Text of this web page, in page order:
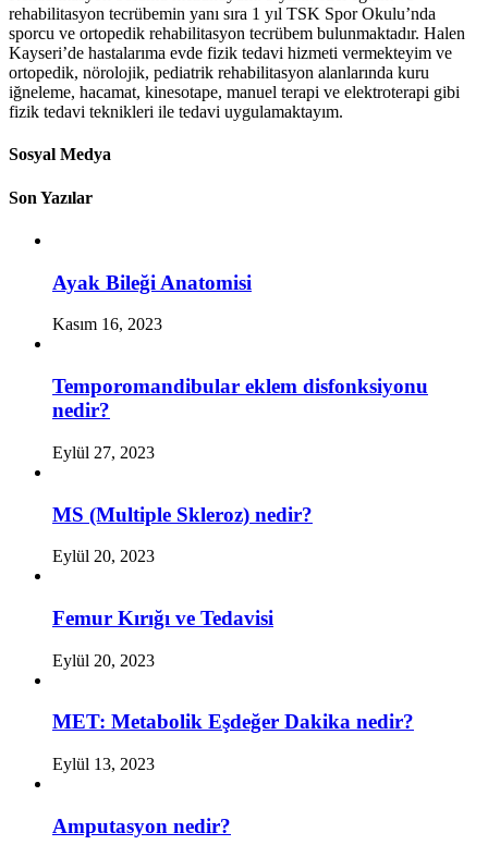
rehabilitasyon tecrübemin yanı sıra 1 yıl TSK Spor Okulu’nda
sporcu ve ortopedik rehabilitasyon tecrübem bulunmaktadır. Halen
Kayseri’de hastalarıma evde fizik tedavi hizmeti vermekteyim ve
ortopedik, nörolojik, pediatrik rehabilitasyon alanlarında kuru
iğneleme, hacamat, kinesotape, manuel terapi ve elektroterapi gibi
fizik tedavi teknikleri ile tedavi uygulamaktayım.
Sosyal Medya
Son Yazılar
Ayak Bileği Anatomisi
Kasım 16, 2023
Temporomandibular eklem disfonksiyonu
nedir?
Eylül 27, 2023
MS (Multiple Skleroz) nedir?
Eylül 20, 2023
Femur Kırığı ve Tedavisi
Eylül 20, 2023
MET: Metabolik Eşdeğer Dakika nedir?
Eylül 13, 2023
Amputasyon nedir?